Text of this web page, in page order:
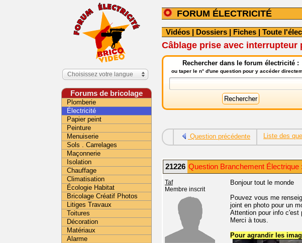
FORUM ÉLECTRICITÉ
Vidéos | Dossiers | Fiches | Toute
Câblage prise avec
Rechercher dans le forum électricité :
ou taper le n° d'une question pour y accéder
Question précédente Liste des
21226 Question Branchement Électrique :
Taf
Membre inscrit
Bonjour tout le monde
Pouvez vous me
joint en photo pour un
Attention pour info c'est
Merci à tous.
Pour agrandir les
Choisissez votre langue
Forums de bricolage
Plomberie
Électricité
Papier peint
Peinture
Menuiserie
Sols . Carrelages
Maçonnerie
Isolation
Chauffage
Climatisation
Écologie Habitat
Bricolage Créatif Photos
Litiges Travaux
Toitures
Décoration
Matériaux
Alarme